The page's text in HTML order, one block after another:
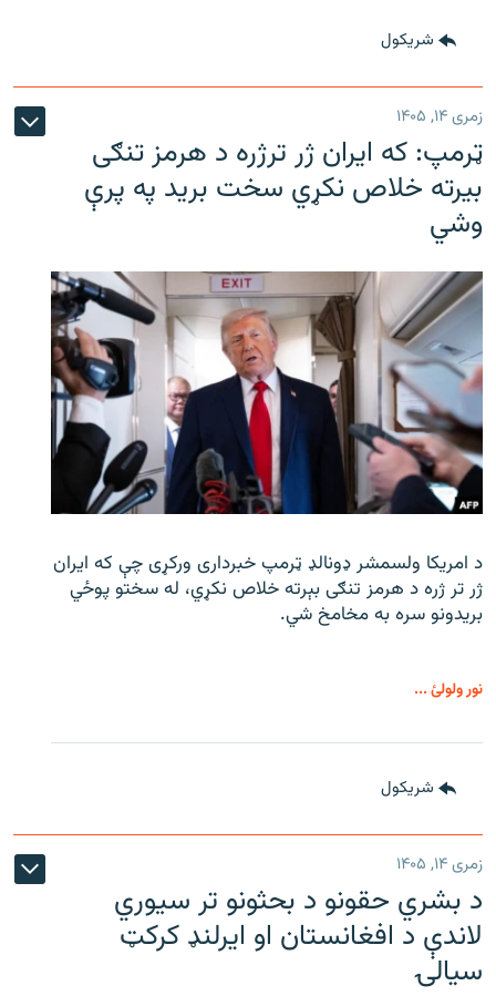
شريکول
زمری ۱۴, ۱۴۰۵
ټرمپ: که ایران ژر ترژره د هرمز تنګی
بیرته خلاص نکړي سخت برید په پرې
وشي
د امریکا ولسمشر ډونالډ ټرمپ خبرداری ورکړی چې که ایران
ژر تر ژره د هرمز تنګی بېرته خلاص نکړي، له سختو پوځي
بریدونو سره به مخامخ شي.
نور ولولئ ...
شريکول
زمری ۱۴, ۱۴۰۵
د بشري حقونو د بحثونو تر سیوري
لاندې د افغانستان او ایرلنډ کرکټ
سیالۍ